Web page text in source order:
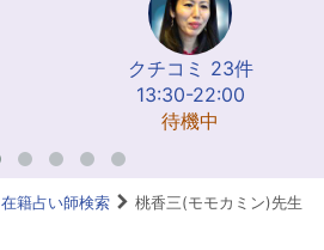
クチコミ 23件
13:30-22:00
待機中
在籍占い師検索
桃香三(モモカミン)先生